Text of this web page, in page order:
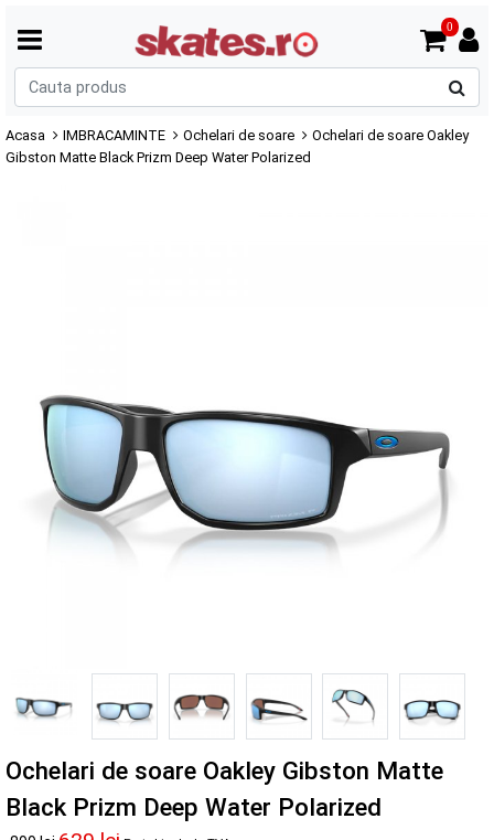
0
Acasa IMBRACAMINTE Ochelari de soare
Ochelari de soare Oakley
Gibston Matte Black Prizm Deep Water Polarized
Ochelari de soare Oakley Gibston Matte
Black Prizm Deep Water Polarized